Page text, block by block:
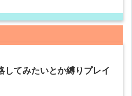
してみたいとか縛りプレイ